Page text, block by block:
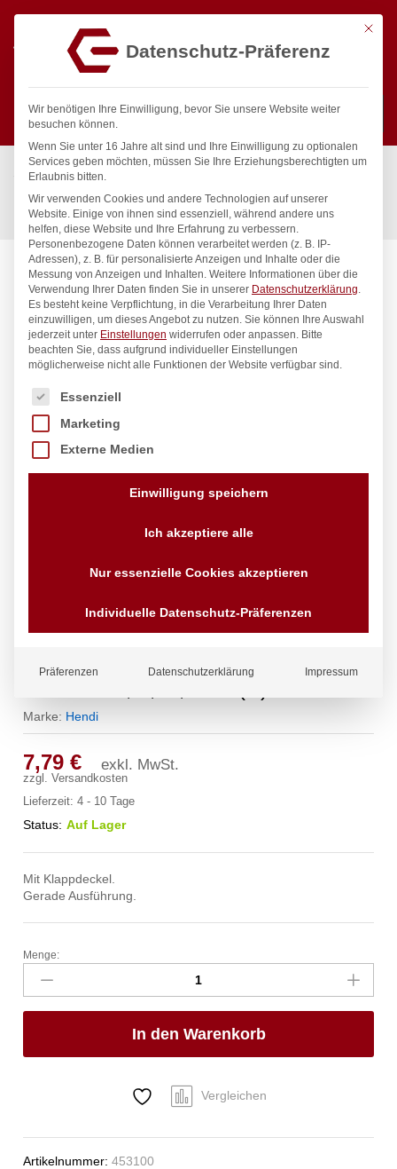
Suchen
Start / Gastronomiebedarf & Gastro Geräte für Profis
Präsentation
Kaffee & Tee
Kaffee-/Teekanne mit Klappdeckel, HENDI, 0,3L, ø74x(H)123mm
Kaffee-/Teekanne mit Klappdeckel,
Marke: Hendi
7,79€ exkl. MwSt.
zzgl.Versandkosten
Lieferzeit:4 - 10 Tage
Status: Auf Lager
Mit Klappdeckel.
Gerade Ausführung.
Kaffee-/Teekanne
Klappdeckel,
HENDI,
ø74x(H)123mm
Menge:
In den Warenkorb
Vergleichen
Artikelnummer:453100
Mit
Datenschutz-Präferenz
Wir benötigen Ihre Einwilligung, bevor Sie unsere Website weiter
besuchen können.
Wenn Sie unter 16 Jahre alt sind und Ihre Einwilligung zu optionalen
Services geben möchten, müssen Sie Ihre Erziehungsberechtigten um
Erlaubnis bitten.
Wir verwenden Cookies und andere Technologien auf unserer
Website. Einige von ihnen sind essenziell, während andere uns
helfen, diese Website und Ihre Erfahrung zu verbessern.
Personenbezogene Daten können verarbeitet werden (z. B. IP-
Adressen), z. B. für personalisierte Anzeigen und Inhalte oder die
Messung von Anzeigen und Inhalten. Weitere Informationen über die
Verwendung Ihrer Daten finden Sie in unserer Datenschutzerklärung.
Es besteht keine Verpflichtung, in die Verarbeitung Ihrer Daten
einzuwilligen, um dieses Angebot zu nutzen. Sie können Ihre Auswahl
jederzeit unter Einstellungen widerrufen oder anpassen. Bitte
beachten Sie, dass aufgrund individueller Einstellungen
möglicherweise nicht alle Funktionen der Website verfügbar sind.
Es folgt eine Liste der Service-Gruppen, für die eine
Essenziell
Marketing
Externe Medien
Einwilligung speichern
Ich akzeptiere alle
Nur essenzielle Cookies akzeptieren
Individuelle Datenschutz-Präferenzen
Präferenzen Datenschutzerklärung Impressum